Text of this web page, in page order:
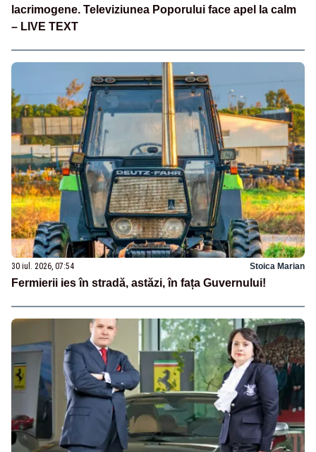
lacrimogene. Televiziunea Poporului face apel la calm
– LIVE TEXT
30 iul. 2026, 07:54 Stoica Marian
Fermierii ies în stradă, astăzi, în fața Guvernului!